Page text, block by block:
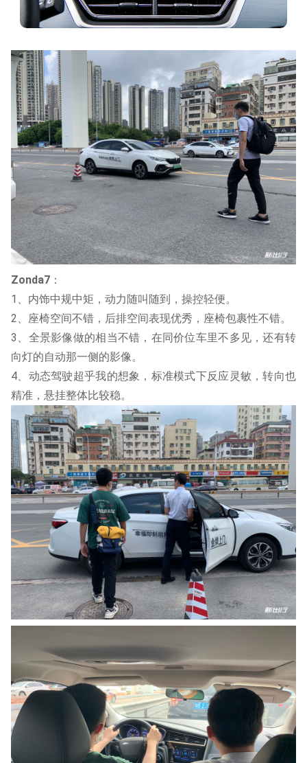
Zonda7 ：
1、内饰中规中矩，动力随叫随到，操控轻便。
2、座椅空间不错，后排空间表现优秀，座椅包裹性不错。
3、全景影像做的相当不错，在同价位车里不多见，还有转
向灯的自动那一侧的影像。
4、动态驾驶超乎我的想象，标准模式下反应灵敏，转向也
精准，悬挂整体比较稳。